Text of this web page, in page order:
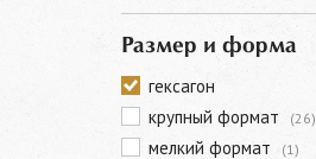
Размер и форма
гексагон
крупный формат
(26)
мелкий формат (1)